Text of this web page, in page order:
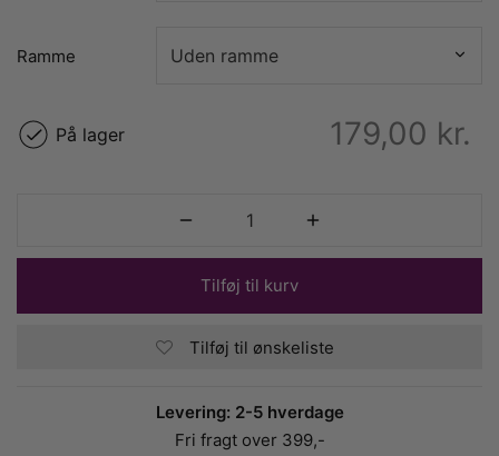
Ramme
179,00 kr.
På lager
Tilføj til kurv
Tilføj til ønskeliste
Levering: 2-5 hverdage
Fri fragt over 399,-